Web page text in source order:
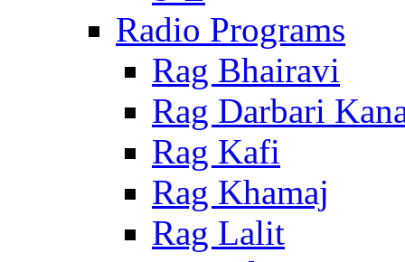
Radio Programs
Rag Bhairavi
Rag Darbari
Rag Kafi
Rag Khamaj
Rag Lalit